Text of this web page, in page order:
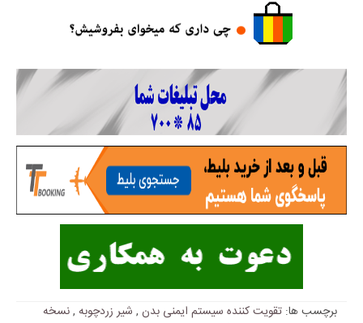
برچسب ها:تقویت کننده سیستم ایمنی بدن , شیر زردچوبه ,نسخه